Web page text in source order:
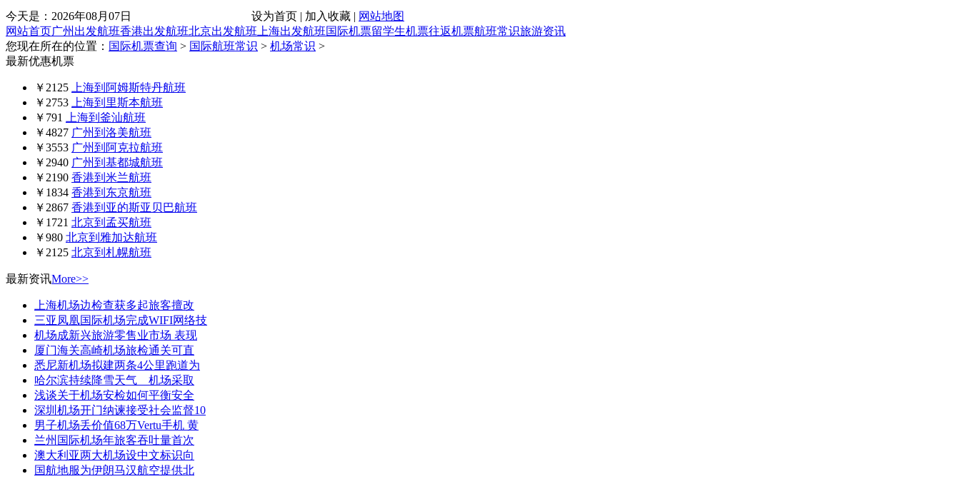
今天是： 2026年08月07日 设为首页 | 加入收藏 | 网站地图
网站首页广州出发航班香港出发航班北京出发航班 上海出发航班国际机票留学生机票往返机票航班常识旅游资讯
您现在所在的位置： 国际机票查询 > 国际航班常识 > 机场常识 >
最新优惠机票
￥2125
上海到阿姆斯特丹航班
￥2753
上海到里斯本航班
￥791
上海到釜汕航班
￥4827 广州到洛美航班
￥3553 广州到阿克拉航班
￥2940 广州到基都城航班
￥2190 香港到米兰航班
￥1834 香港到东京航班
￥2867 香港到亚的斯亚贝巴航班
￥1721 北京到孟买航班
￥980 北京到雅加达航班
￥2125 北京到札幌航班
最新资讯More>>
上海机场边检查获多起旅客擅改
三亚凤凰国际机场完成WIFI网络技
机场成新兴旅游零售业市场 表现
厦门海关高崎机场旅检通关可直
悉尼新机场拟建两条4公里跑道为
哈尔滨持续降雪天气 机场采取
浅谈关于机场安检如何平衡安全
深圳机场开门纳谏接受社会监督10
男子机场丢价值68万Vertu手机 黄
兰州国际机场年旅客吞吐量首次
澳大利亚两大机场设中文标识向
国航地服为伊朗马汉航空提供北